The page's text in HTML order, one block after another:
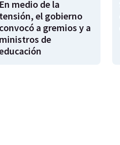
En medio de la
tensión, el gobierno
convocó a gremios y a
ministros de